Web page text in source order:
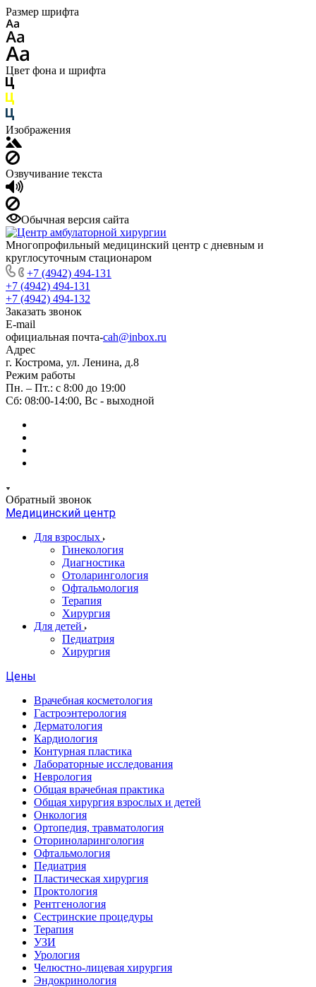
Размер шрифта
Цвет фона и шрифта
Изображения
Озвучивание текста
Обычная версия сайта
Многопрофильный медицинский центр с дневным и
круглосуточным стационаром
+7 (4942) 494-131
+7 (4942) 494-131
+7 (4942) 494-132
Заказать звонок
E-mail
официальная почта-cah@inbox.ru
Адрес
г. Кострома, ул. Ленина, д.8
Режим работы
Пн. – Пт.: с 8:00 до 19:00
Сб: 08:00-14:00, Вс - выходной
Обратный звонок
Медицинский центр
Для взрослых
Гинекология
Диагностика
Отоларингология
Офтальмология
Терапия
Хирургия
Для детей
Педиатрия
Хирургия
Цены
Врачебная косметология
Гастроэнтерология
Дерматология
Кардиология
Контурная пластика
Лабораторные исследования
Неврология
Общая врачебная практика
Общая хирургия взрослых и детей
Онкология
Ортопедия, травматология
Оториноларингология
Офтальмология
Педиатрия
Пластическая хирургия
Проктология
Рентгенология
Сестринские процедуры
Терапия
УЗИ
Урология
Челюстно-лицевая хирургия
Эндокринология